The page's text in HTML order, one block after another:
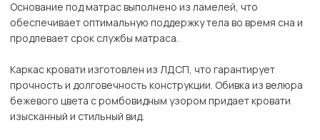
Основание под матрас выполнено из ламелей, что
обеспечивает оптимальную поддержку тела во время сна и
продлевает срок службы матраса.
Каркас кровати изготовлен из ЛДСП, что гарантирует
прочность и долговечность конструкции. Обивка из велюра
бежевого цвета с ромбовидным узором придает кровати
изысканный и стильный вид.